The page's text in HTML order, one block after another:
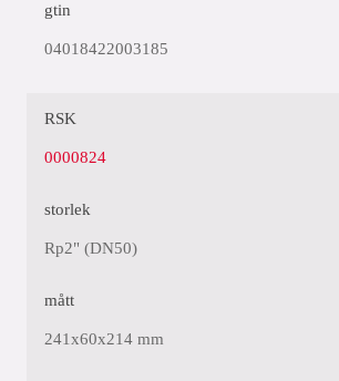
gtin
04018422003185
RSK
0000824
storlek
Rp2" (DN50)
mått
241x60x214 mm